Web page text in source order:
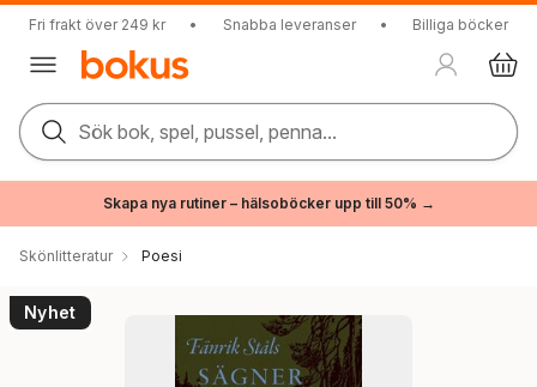
Fri frakt över 249 kr • Snabba leveranser • Billiga böcker
Sök bok, spel, pussel, penna...
Skapa nya rutiner – hälsoböcker upp till 50% →
Skönlitteratur Poesi
Nyhet